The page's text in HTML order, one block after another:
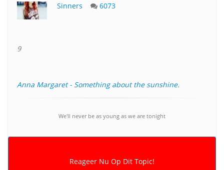
Sinners 6073
9
Anna Margaret - Something about the sunshine.
We'll never be as young as we are tonight